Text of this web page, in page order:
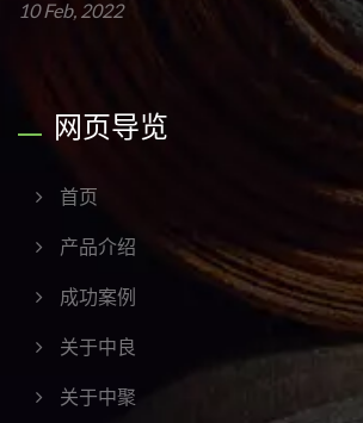
10 Feb, 2022
网页导览
首页
产品介绍
成功案例
关于中良
关于中聚